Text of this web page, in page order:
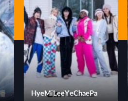
Dawn Is Breaking